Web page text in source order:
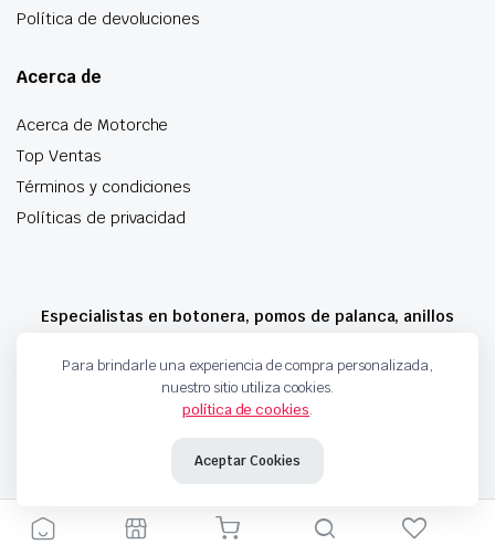
Política de devoluciones
Acerca de
Acerca de Motorche
Top Ventas
Términos y condiciones
Políticas de privacidad
Especialistas en botonera, pomos de palanca, anillos
Copyright 2024 © Motorche Autoparts. Todos los derechos reservados
Para brindarle una experiencia de compra personalizada,
nuestro sitio utiliza cookies.
política de cookies.
Aceptar Cookies